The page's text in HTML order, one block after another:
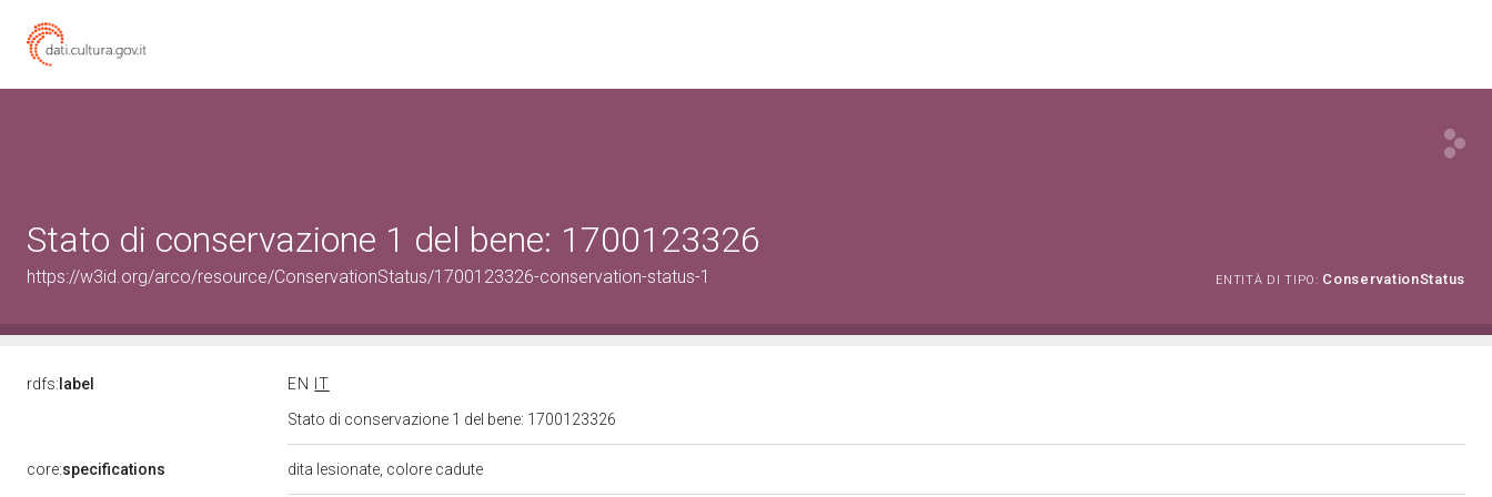
Stato di conservazione 1 del bene: 1700123326
https://w3id.org/arco/resource/ConservationStatus/1700123326-conservation-status-1 ENTITÀ DI TIPO: ConservationStatus
rdfs: label EN
IT
Stato di conservazione 1 del bene: 1700123326
core:specifications dita lesionate, colore cadute